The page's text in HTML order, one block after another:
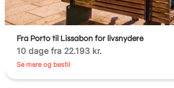
Fra Porto til Lissabon for livsnydere
10 dage fra 22.193 kr.
Se mere og bestil